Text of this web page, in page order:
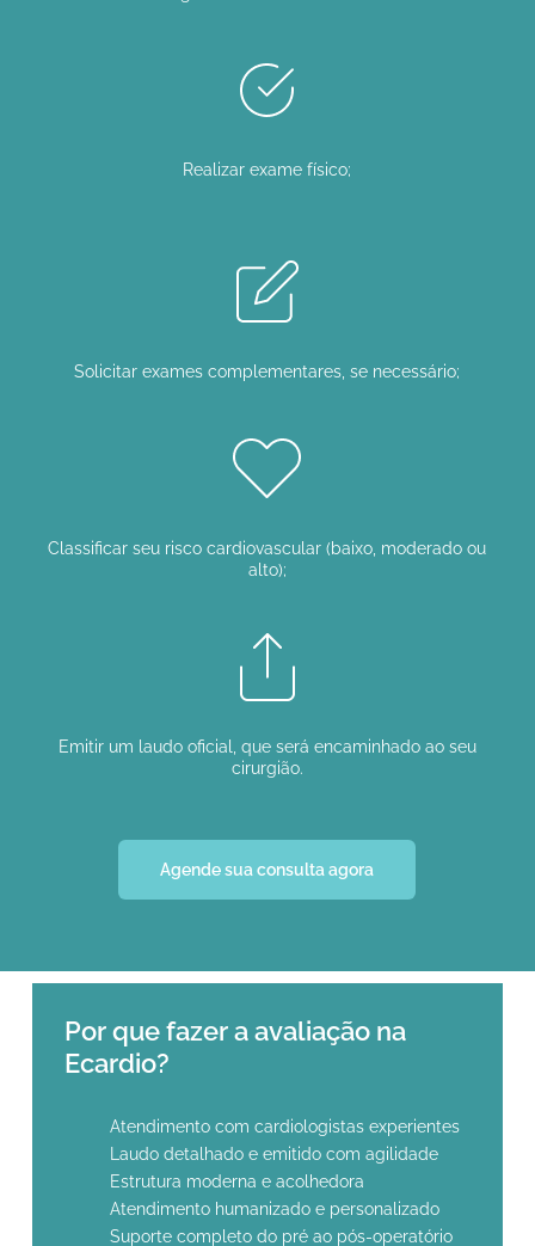
Realizar exame físico;
Solicitar exames complementares, se necessário;
Classificar seu risco cardiovascular (baixo, moderado ou
alto);
Emitir um laudo oficial, que será encaminhado ao seu
cirurgião.
Agende sua consulta agora
Por que fazer a avaliação na
Ecardio?
Atendimento com cardiologistas experientes
Laudo detalhado e emitido com agilidade
Estrutura moderna e acolhedora
Atendimento humanizado e personalizado
Suporte completo do pré ao pós-operatório